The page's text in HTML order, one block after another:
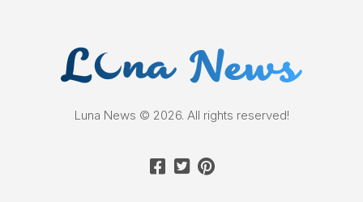
Luna News © 2026. All rights reserved!